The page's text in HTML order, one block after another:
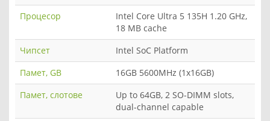
Процесор
Intel Core Ultra 5 135H 1.20 GHz,
18 MB cache
Чипсет
Intel SoC Platform
Памет, GB
16GB 5600MHz (1x16GB)
Памет, слотове
Up to 64GB, 2 SO-DIMM slots,
dual-channel capable